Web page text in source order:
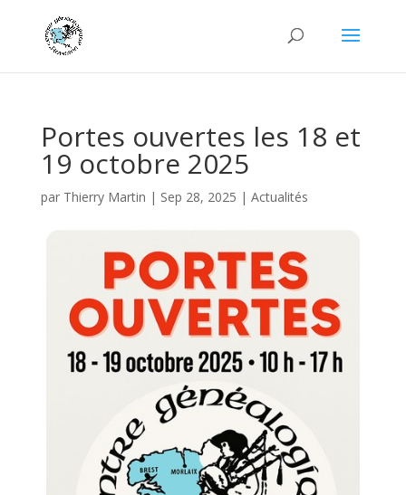
Portes ouvertes les 18 et
19 octobre 2025
par Thierry Martin | Sep 28, 2025 | Actualités